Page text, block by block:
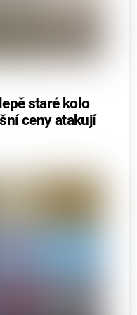
staré kolo
ceny atakují